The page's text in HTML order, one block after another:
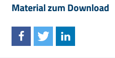
Material zum Download